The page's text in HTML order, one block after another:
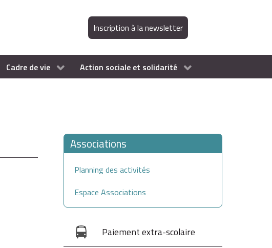
Inscription à la newsletter
Cadre de vie Action sociale et solidarité
Associations
Planning des activités
Espace Associations
Paiement extra-scolaire